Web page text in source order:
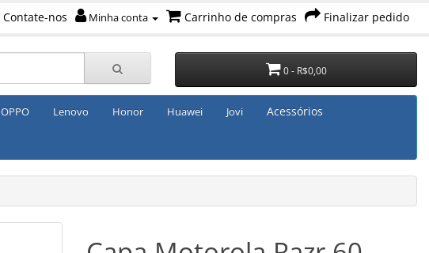
Contate-nos Minha conta Carrinho de compras Finalizar pedido
0 - R$0,00
OPPO Lenovo Honor Huawei Jovi Acessórios